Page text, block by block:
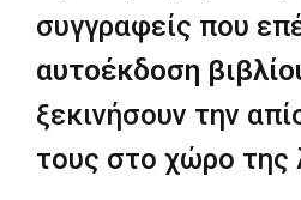
συγγραφείς που
αυτοέκδοση
ξεκινήσουν την
τους στο χώρο της